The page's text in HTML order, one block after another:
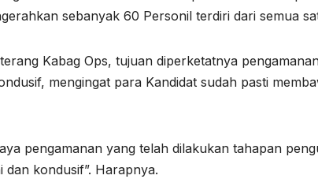
sebanyak 60 Personil terdiri dari semua
Kabag Ops, tujuan diperketatnya
mengingat para Kandidat sudah pasti
pengamanan yang telah dilakukan tahapan
dan kondusif”. Harapnya.